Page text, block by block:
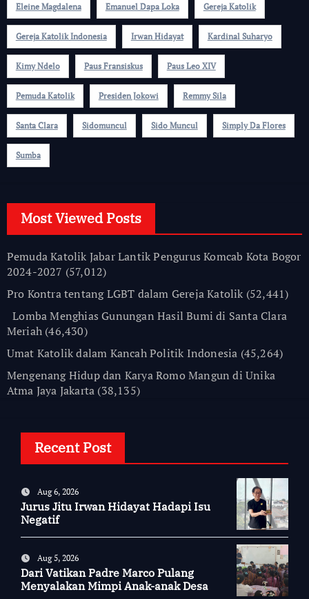
Eleine Magdalena Emanuel Dapa Loka Gereja Katolik
Gereja Katolik Indonesia Irwan Hidayat Kardinal Suharyo
Kimy Ndelo Paus Fransiskus Paus Leo XIV
Pemuda Katolik Presiden Jokowi Remmy Sila
Santa Clara Sidomuncul Sido Muncul Simply Da Flores
Sumba
Most Viewed Posts
Pemuda Katolik Jabar Lantik Pengurus Komcab Kota Bogor
2024-2027 (57,012)
Pro Kontra tentang LGBT dalam Gereja Katolik (52,441)
Lomba Menghias Gunungan Hasil Bumi di Santa Clara
Meriah (46,430)
Umat Katolik dalam Kancah Politik Indonesia (45,264)
Mengenang Hidup dan Karya Romo Mangun di Unika
Atma Jaya Jakarta (38,135)
Recent Post
Aug 6, 2026
Jurus Jitu Irwan Hidayat Hadapi Isu
Negatif
Aug 5, 2026
Dari Vatikan Padre Marco Pulang
Menyalakan Mimpi Anak-anak Desa